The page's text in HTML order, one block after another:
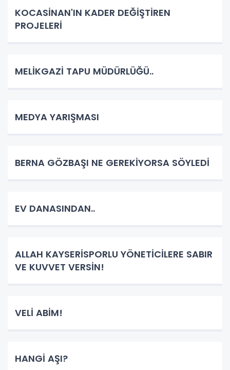
KOCASİNAN'IN KADER DEĞİŞTİREN
PROJELERİ
MELİKGAZİ TAPU MÜDÜRLÜĞÜ..
MEDYA YARIŞMASI
BERNA GÖZBAŞI NE GEREKİYORSA SÖYLEDİ
EV DANASINDAN..
ALLAH KAYSERİSPORLU YÖNETİCİLERE SABIR
VE KUVVET VERSİN!
VELİ ABİM!
HANGİ AŞI?